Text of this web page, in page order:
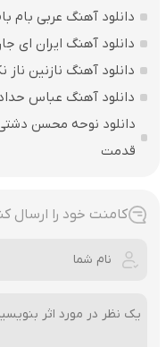
دانلود آهنگ عربی بام
دانلود آهنگ ایران ای
دانلود آهنگ نازنین ناز
دانلود آهنگ عباس
دانلود نوحه محسن
قدمت
کامنت خود را ارسال